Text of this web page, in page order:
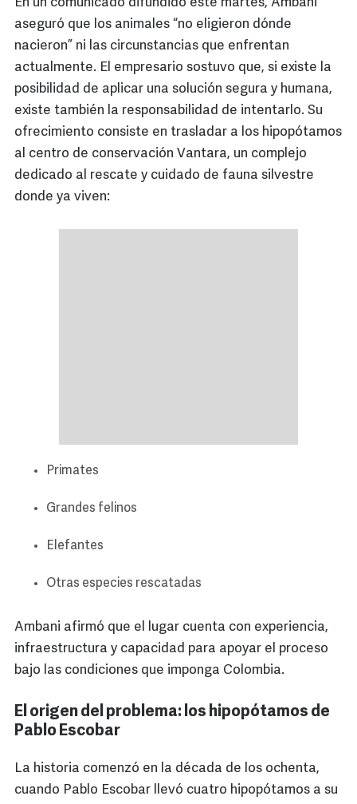
En un comunicado difundido este martes, Ambani
aseguró que los animales “no eligieron dónde
nacieron” ni las circunstancias que enfrentan
actualmente. El empresario sostuvo que, si existe la
posibilidad de aplicar una solución segura y humana,
existe también la responsabilidad de intentarlo. Su
ofrecimiento consiste en trasladar a los hipopótamos
al centro de conservación Vantara, un complejo
dedicado al rescate y cuidado de fauna silvestre
donde ya viven:
Primates
Grandes felinos
Elefantes
Otras especies rescatadas
Ambani afirmó que el lugar cuenta con experiencia,
infraestructura y capacidad para apoyar el proceso
bajo las condiciones que imponga Colombia.
El origen del problema: los hipopótamos de
Pablo Escobar
La historia comenzó en la década de los ochenta,
cuando Pablo Escobar llevó cuatro hipopótamos a su